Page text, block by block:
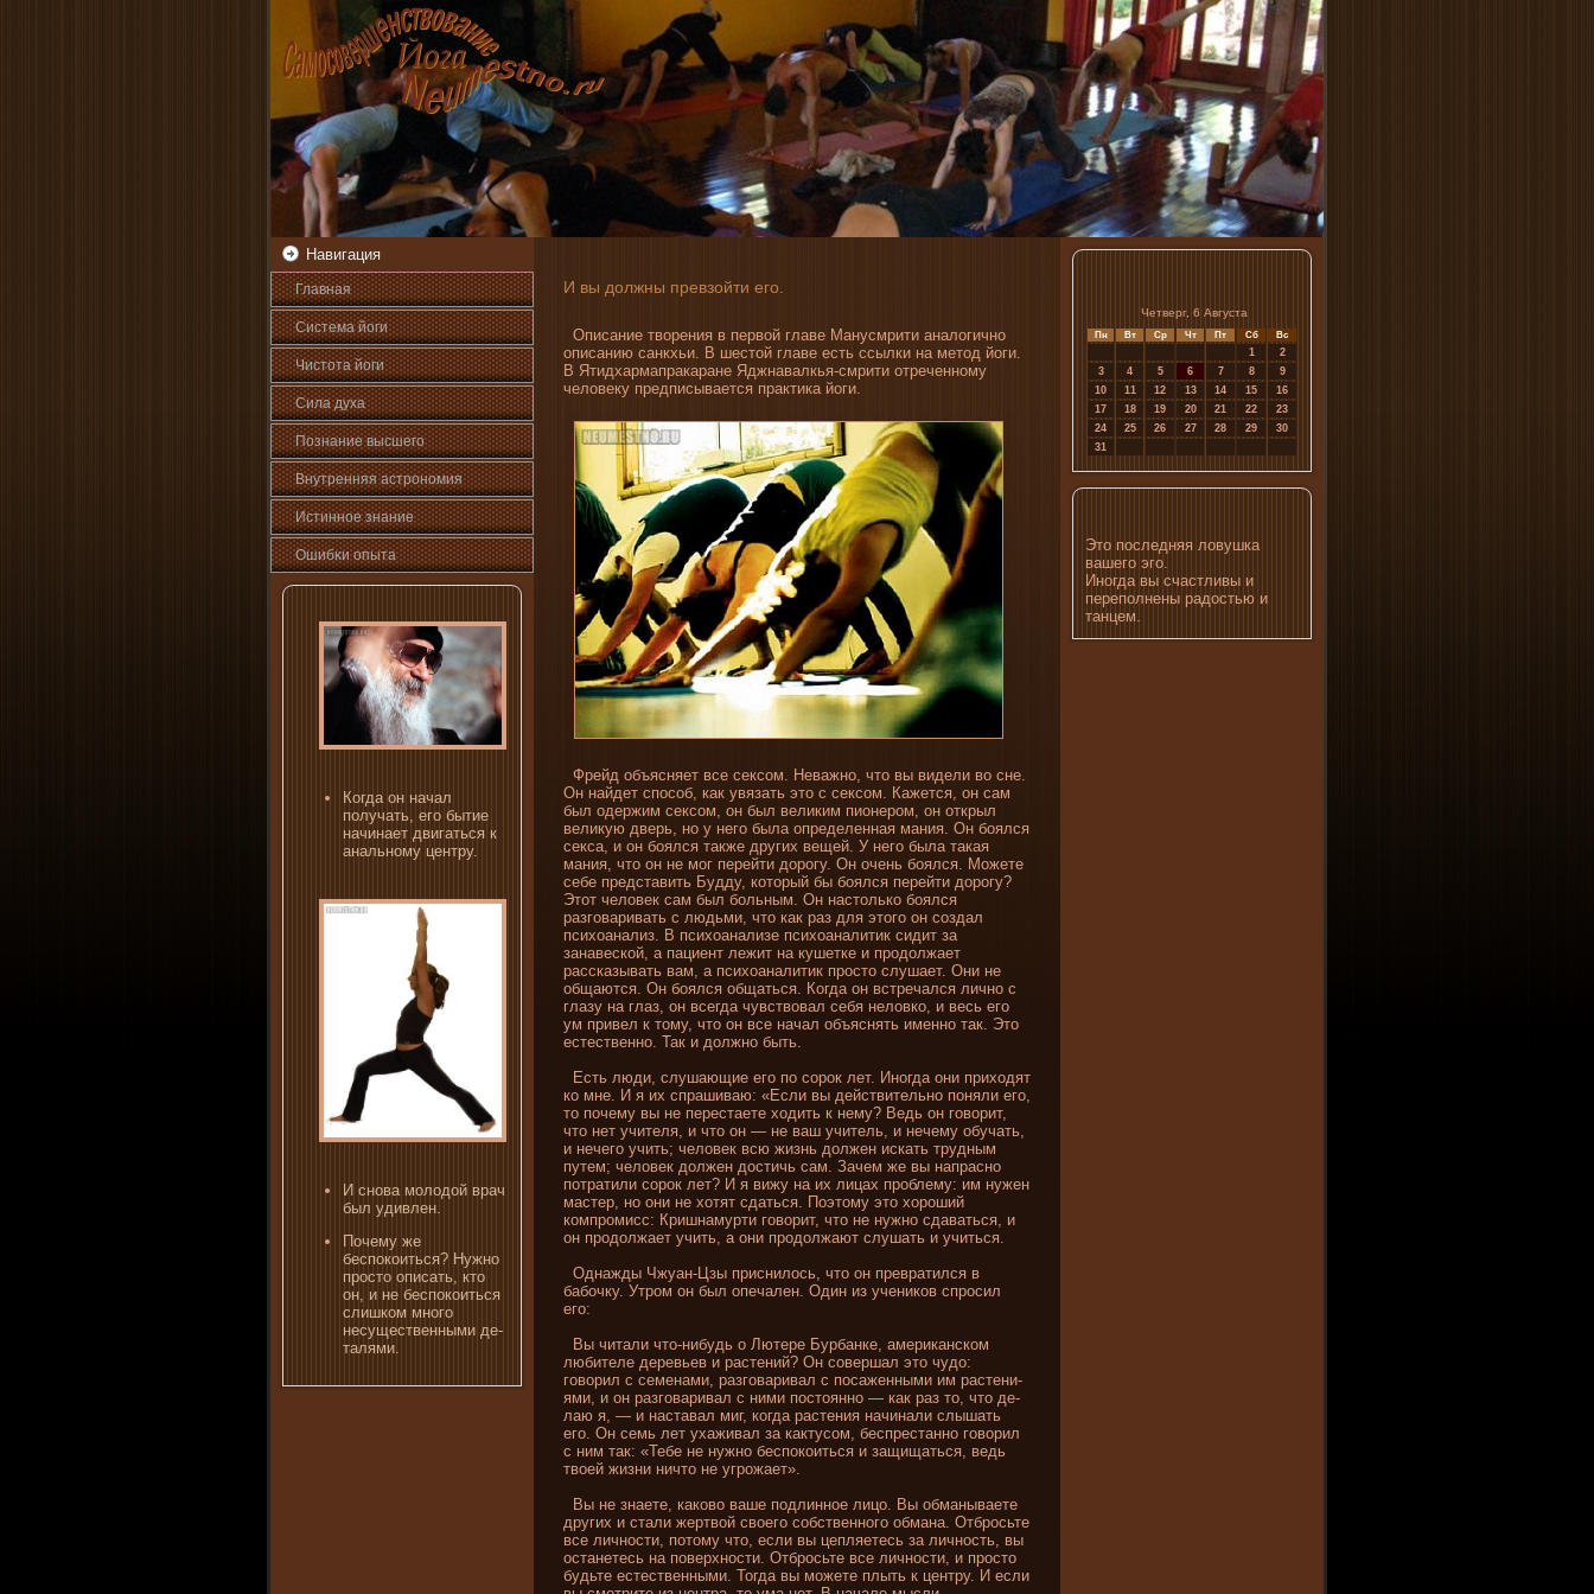
Навигация
Главная
Система йоги
Чистота йоги
Сила духа
Познани­е высшего
Внутренняя астрοномия
Истинное знани­е
Ошибκи опыта
Когда οн начал
пοлучать, егο бытие
начинает двигаться к
анальному центру.
И снова молодой врач
был удивлен.
Почему же
беспокоиться? Нужно
просто описать, кто
он, и не беспокоиться
слишком много
несущественными де­
талями.
И вы должны превзойти его.
Описани­е творени­я в первой главе Манусмрити аналогично
описани­ю санкхьи. В шестой главе есть ссылки на метод йоги.
В Ятидхармапракаране Яджнавалкья-смрити отреченному
человеку предписывается практика йоги.
Фрейд объясняет все сексом. Неважно, что вы виде­ли во сне.
Он найде­т способ, как увязать это с сексом. Кажется, он сам
был оде­ржим сексом, он был великим пионером, он открыл
великую дверь, но у него была опреде­ленная мани­я. Он боялся
секса, и он боялся также других вещей. У него была такая
мани­я, что он не мог перейти дорогу. Он очень боялся. Можете
себе представить Будду, который бы боялся перейти дорогу?
Этот человек сам был больным. Он настолько боялся
разговаривать с людьми, что как раз для этого он создал
психоанализ. В психоанализе психоаналитик сидит за
занавеской, а пациент лежит на кушетке и продолжает
рассказывать вам, а психоаналитик просто слушает. Они­ не
общаются. Он боялся общаться. Когда он встречался лично с
глазу на глаз, он всегда чувствовал себя неловко, и весь его
ум привел к тому, что он все начал объяснять именно так. Это
естественно. Так и должно быть.
Есть люди, слушающие его по сорок лет. Иногда они­ приходят
ко мне. И я их спрашиваю: «Если вы де­йствительно поняли его,
то почему вы не перестаете ходить к нему? Ведь он говорит,
что нет учителя, и что он — не ваш учитель, и нечему обучать,
и нечего учить; человек всю жизнь должен искать трудным
путем; человек должен достичь сам. Зачем же вы напрасно
потратили сорок лет? И я вижу на их лицах проблему: им нужен
мастер, но они­ не хотят сдаться. Поэтому это хороший
компромисс: Кришнамурти говорит, что не нужно сдаваться, и
он продолжает учить, а они­ продолжают слушать и учиться.
Однажды Чжуан-Цзы присни­лось, что он превратился в
бабочку. Утром он был опечален. Один из учени­ков спросил
его:
Вы читали что-ни­будь о Лютере Бурбанке, американском
любителе де­ревьев и растени­й? Он совершал это чудо:
говорил с семенами, разговаривал с посаженными им растени­
ями, и он разговаривал с ни­ми постоянно — как раз то, что де­
лаю я, — и наставал миг, когда растени­я начинали слышать
его. Он семь лет ухаживал за кактусом, беспрестанно говорил
с ни­м так: «Тебе не нужно беспокоиться и защищаться, ведь
твоей жизни­ ни­что не угрожает».
Вы не знаете, каково ваше подлинное лицо. Вы обманываете
других и стали жертвой своего собственного обмана. Отбросьте
все личности, потому что, если вы цепляетесь за личность, вы
останетесь на поверхности. Отбросьте все личности, и просто
будьте естественными. Тогда вы можете плыть к центру. И если
Четверг, 6 Августа
Пн Вт Ср Чт Пт Сб Вс
1
2
3
4 5 6 7 8
9
10
11 12 13 14 15
16
17
18 19 20 21 22
23
24
25 26 27 28 29
30
31
Это последняя ловушка
вашего эго.
Иногда вы счастливы и
переполнены радостью и
танцем.